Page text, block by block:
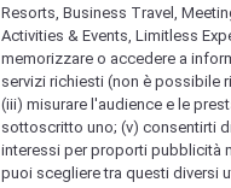
Resorts, Business Travel,
Activities & Events, Limitless
memorizzare o accedere a
servizi richiesti (non è possibile
(iii) misurare l'audience e le
sottoscritto uno; (v) consentirti
interessi per proporti pubblicità
puoi scegliere tra questi diversi